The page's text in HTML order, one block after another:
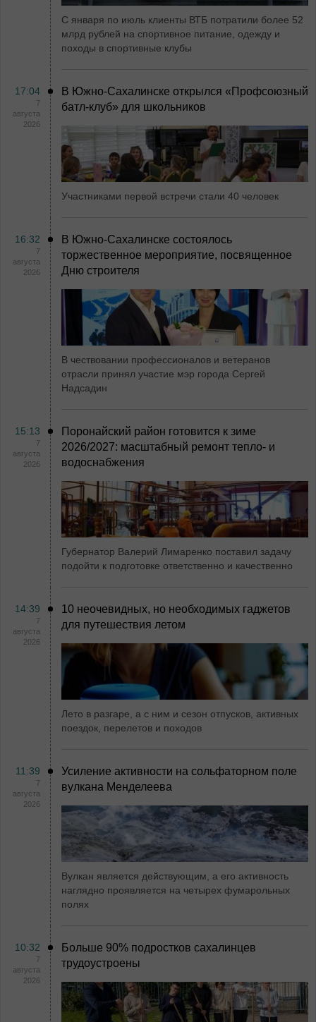
С января по июль клиенты ВТБ потратили более 52
млрд рублей на спортивное питание, одежду и
походы в спортивные клубы
17:04
7
августа
2026
В Южно-Сахалинске открылся «Профсоюзный
батл-клуб» для школьников
Участниками первой встречи стали 40 человек
16:32
7
августа
2026
В Южно-Сахалинске состоялось
торжественное мероприятие, посвященное
Дню строителя
В чествовании профессионалов и ветеранов
отрасли принял участие мэр города Сергей
Надсадин
15:13
7
августа
2026
Поронайский район готовится к зиме
2026/2027: масштабный ремонт тепло- и
водоснабжения
Губернатор Валерий Лимаренко поставил задачу
подойти к подготовке ответственно и качественно
14:39
7
августа
2026
10 неочевидных, но необходимых гаджетов
для путешествия летом
Лето в разгаре, а с ним и сезон отпусков, активных
поездок, перелетов и походов
11:39
7
августа
2026
Усиление активности на сольфаторном поле
вулкана Менделеева
Вулкан является действующим, а его активность
наглядно проявляется на четырех фумарольных
полях
10:32
7
августа
2026
Больше 90% подростков сахалинцев
трудоустроены